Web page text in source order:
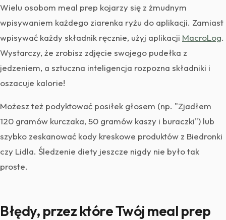
Wielu osobom meal prep kojarzy się z żmudnym
wpisywaniem każdego ziarenka ryżu do aplikacji. Zamiast
wpisywać każdy składnik ręcznie, użyj aplikacji MacroLog.
Wystarczy, że zrobisz zdjęcie swojego pudełka z
jedzeniem, a sztuczna inteligencja rozpozna składniki i
oszacuje kalorie!
Możesz też podyktować posiłek głosem (np. "Zjadłem
120 gramów kurczaka, 50 gramów kaszy i buraczki") lub
szybko zeskanować kody kreskowe produktów z Biedronki
czy Lidla. Śledzenie diety jeszcze nigdy nie było tak
proste.
Błędy, przez które Twój meal prep